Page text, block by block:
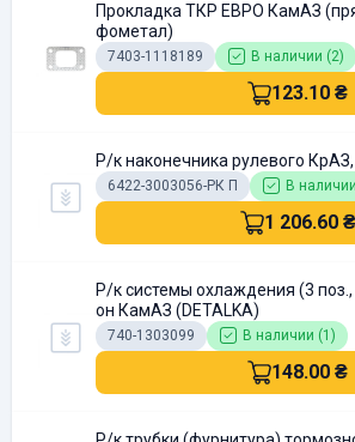
Прокладка ТКР ЕВРО КамАЗ
фометал)
7403-1118189 В наличии (2)
123.10 ₴
Р/к наконечника рулевого
6422-3003056-РК П В
1 206.60 ₴
Р/к системы охлаждения (3
он КамАЗ (DETALKA)
740-1303099 В наличии (1)
148.00 ₴